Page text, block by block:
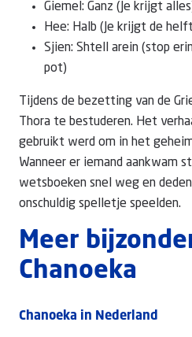
Giemel: Ganz (Je krijgt
Hee: Halb (Je krijgt de
Sjien: Shtell arein (stop
pot)
Tijdens de bezetting van de
Thora te bestuderen. Het
gebruikt werd om in het
Wanneer er iemand aankwam
wetsboeken snel weg en
onschuldig spelletje speelden.
Meer
Chanoeka
Chanoeka in Nederland